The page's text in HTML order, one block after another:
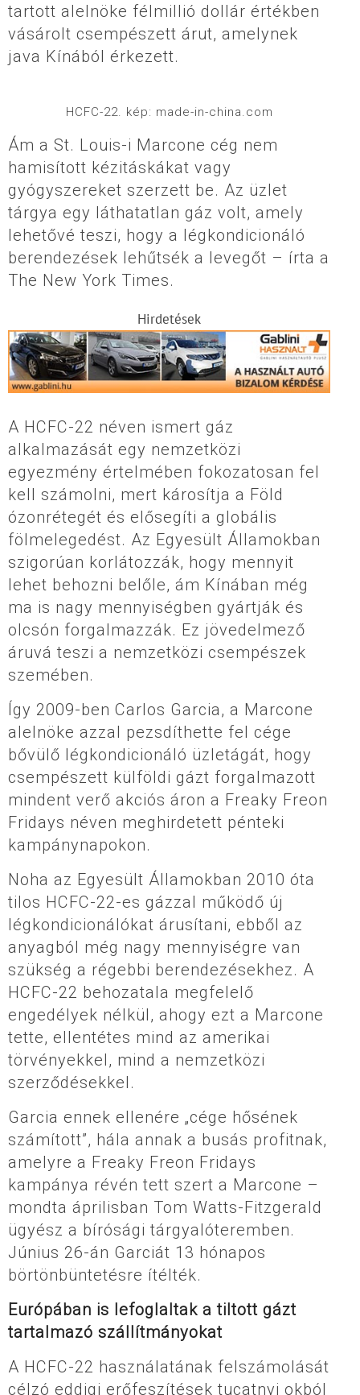
tartott alelnöke félmillió dollár értékben
vásárolt csempészett árut, amelynek
java Kínából érkezett.
HCFC-22. kép: made-in-china.com
Ám a St. Louis-i Marcone cég nem
hamisított kézitáskákat vagy
gyógyszereket szerzett be. Az üzlet
tárgya egy láthatatlan gáz volt, amely
lehetővé teszi, hogy a légkondicionáló
berendezések lehűtsék a levegőt – írta a
The New York Times.
Hirdetések
A HCFC-22 néven ismert gáz
alkalmazását egy nemzetközi
egyezmény értelmében fokozatosan fel
kell számolni, mert károsítja a Föld
ózonrétegét és elősegíti a globális
fölmelegedést. Az Egyesült Államokban
szigorúan korlátozzák, hogy mennyit
lehet behozni belőle, ám Kínában még
ma is nagy mennyiségben gyártják és
olcsón forgalmazzák. Ez jövedelmező
áruvá teszi a nemzetközi csempészek
szemében.
Így 2009-ben Carlos Garcia, a Marcone
alelnöke azzal pezsdíthette fel cége
bővülő légkondicionáló üzletágát, hogy
csempészett külföldi gázt forgalmazott
mindent verő akciós áron a Freaky Freon
Fridays néven meghirdetett pénteki
kampánynapokon.
Noha az Egyesült Államokban 2010 óta
tilos HCFC-22-es gázzal működő új
légkondicionálókat árusítani, ebből az
anyagból még nagy mennyiségre van
szükség a régebbi berendezésekhez. A
HCFC-22 behozatala megfelelő
engedélyek nélkül, ahogy ezt a Marcone
tette, ellentétes mind az amerikai
törvényekkel, mind a nemzetközi
szerződésekkel.
Garcia ennek ellenére „cége hősének
számított”, hála annak a busás profitnak,
amelyre a Freaky Freon Fridays
kampánya révén tett szert a Marcone –
mondta áprilisban Tom Watts-Fitzgerald
ügyész a bírósági tárgyalóteremben.
Június 26-án Garciát 13 hónapos
börtönbüntetésre ítélték.
Európában is lefoglaltak a tiltott gázt
tartalmazó szállítmányokat
A HCFC-22 használatának felszámolását
célzó eddigi erőfeszítések tucatnyi okból